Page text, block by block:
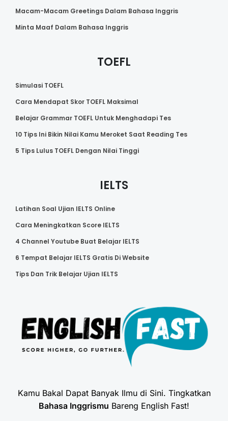
Macam-Macam Greetings Dalam Bahasa Inggris
Minta Maaf Dalam Bahasa Inggris
TOEFL
Simulasi TOEFL
Cara Mendapat Skor TOEFL Maksimal
Belajar Grammar TOEFL Untuk Menghadapi Tes
10 Tips Ini Bikin Nilai Kamu Meroket Saat Reading Tes
5 Tips Lulus TOEFL Dengan Nilai Tinggi
IELTS
Latihan Soal Ujian IELTS Online
Cara Meningkatkan Score IELTS
4 Channel Youtube Buat Belajar IELTS
6 Tempat Belajar IELTS Gratis Di Website
Tips Dan Trik Belajar Ujian IELTS
Kamu Bakal Dapat Banyak Ilmu di Sini. Tingkatkan
Bahasa Inggrismu Bareng English Fast!